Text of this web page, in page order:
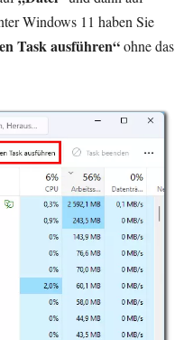
Windows 11 haben Sie
Task ausführen“ohne das